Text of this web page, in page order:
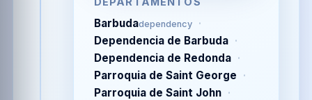
Barbudadependency
Dependencia de Barbuda
Dependencia de Redonda
Parroquia de Saint George
Parroquia de Saint John